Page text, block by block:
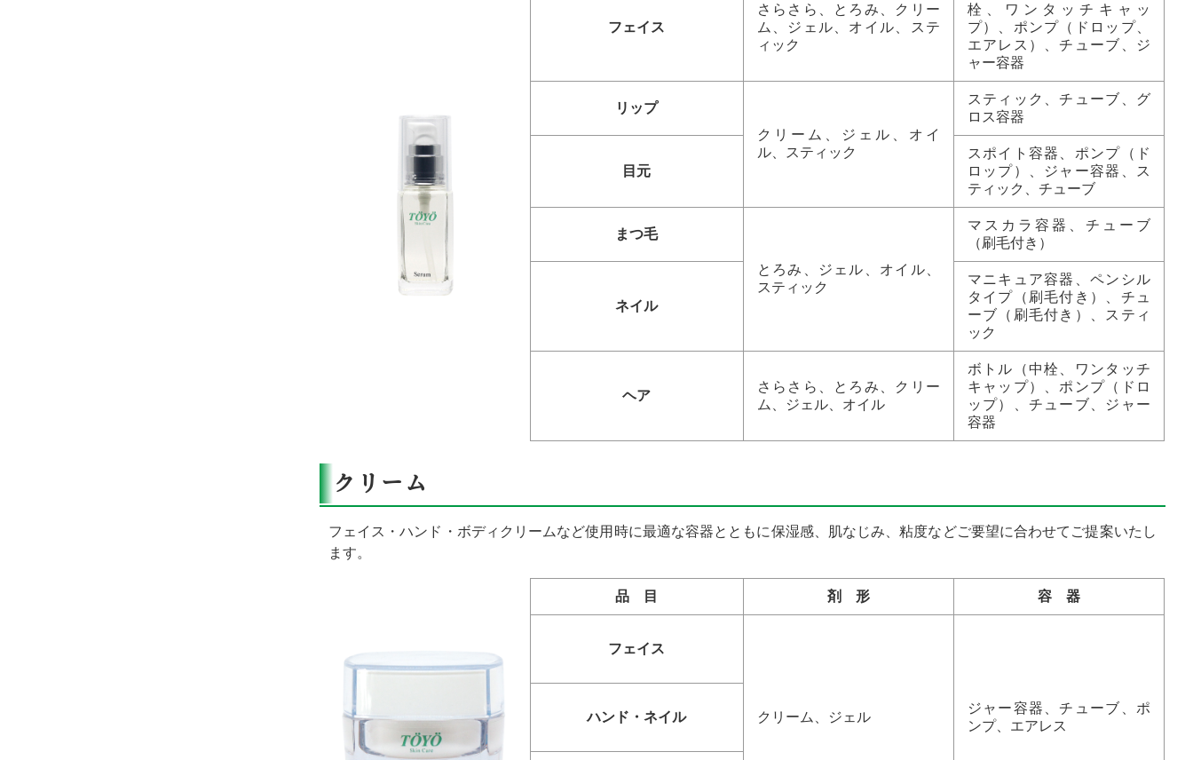
フェイス
さらさら、とろみ、クリー
ム、ジェル、オイル、ステ
ィック
栓、ワンタッチキャッ
プ）、ポンプ（ドロップ、
エアレス）、チューブ、ジ
ャー容器
リップ
クリーム、ジェル、オイ
ル、スティック
スティック、チューブ、グ
ロス容器
目元
スポイト容器、ポンプ（ド
ロップ）、ジャー容器、ス
ティック、チューブ
まつ毛
とろみ、ジェル、オイル、
スティック
マスカラ容器、チューブ
（刷毛付き）
ネイル
マニキュア容器、ペンシル
タイプ（刷毛付き）、チュ
ーブ（刷毛付き）、スティ
ック
ヘア
さらさら、とろみ、クリー
ム、ジェル、オイル
ボトル（中栓、ワンタッチ
キャップ）、ポンプ（ドロ
ップ）、チューブ、ジャー
容器
クリーム
フェイス・ハンド・ボディクリームなど使用時に最適な容器とともに保湿感、肌なじみ、粘度などご要望に合わせてご提案いたし
ます。
品 目 剤 形 容 器
フェイス
クリーム、ジェル
ジャー容器、チューブ、ポ
ンプ、エアレス
ハンド・ネイル